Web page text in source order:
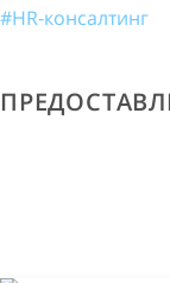
#HR-консалтинг